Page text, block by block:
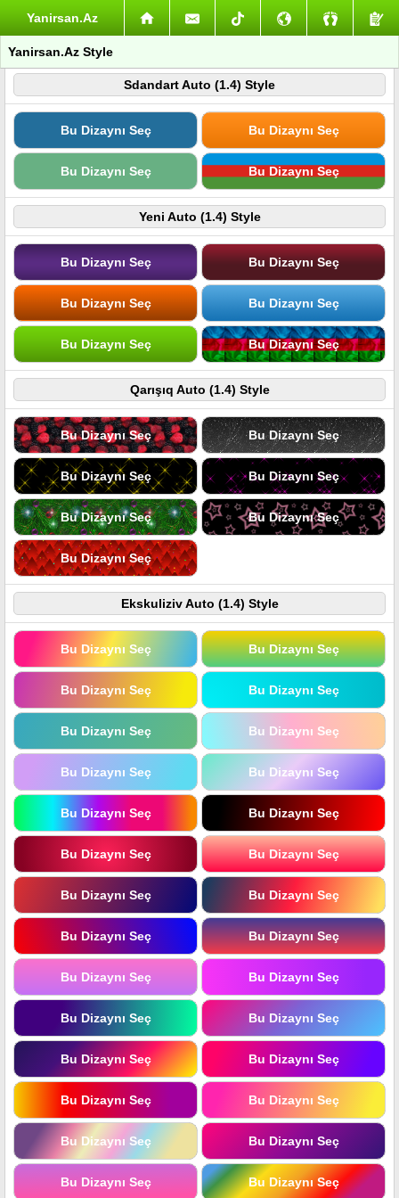
Yanirsan.Az
Yanirsan.Az Style
Sdandart Auto (1.4) Style
Bu Dizaynı Seç Bu Dizaynı Seç
Bu Dizaynı Seç Bu Dizaynı Seç
Yeni Auto (1.4) Style
Bu Dizaynı Seç Bu Dizaynı Seç
Bu Dizaynı Seç Bu Dizaynı Seç
Bu Dizaynı Seç Bu Dizaynı Seç
Qarışıq Auto (1.4) Style
Bu Dizaynı Seç Bu Dizaynı Seç
Bu Dizaynı Seç Bu Dizaynı Seç
Bu Dizaynı Seç Bu Dizaynı Seç
Bu Dizaynı Seç
Ekskuliziv Auto (1.4) Style
Bu Dizaynı Seç Bu Dizaynı Seç
Bu Dizaynı Seç Bu Dizaynı Seç
Bu Dizaynı Seç Bu Dizaynı Seç
Bu Dizaynı Seç Bu Dizaynı Seç
Bu Dizaynı Seç Bu Dizaynı Seç
Bu Dizaynı Seç Bu Dizaynı Seç
Bu Dizaynı Seç Bu Dizaynı Seç
Bu Dizaynı Seç Bu Dizaynı Seç
Bu Dizaynı Seç Bu Dizaynı Seç
Bu Dizaynı Seç Bu Dizaynı Seç
Bu Dizaynı Seç Bu Dizaynı Seç
Bu Dizaynı Seç Bu Dizaynı Seç
Bu Dizaynı Seç Bu Dizaynı Seç
Bu Dizaynı Seç Bu Dizaynı Seç